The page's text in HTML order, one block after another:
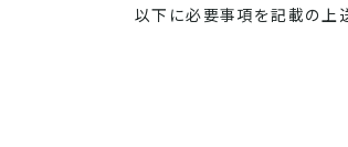
以下に必要事項を記載の上